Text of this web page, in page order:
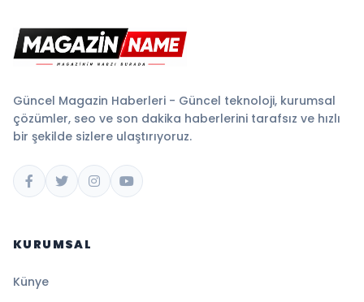
Güncel Magazin Haberleri - Güncel teknoloji, kurumsal
çözümler, seo ve son dakika haberlerini tarafsız ve hızlı
bir şekilde sizlere ulaştırıyoruz.
KURUMSAL
Künye